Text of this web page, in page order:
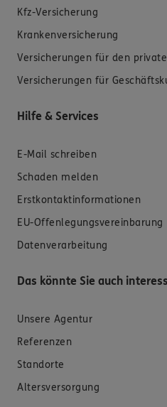
Kfz-Versicherung
Krankenversicherung
Versicherungen für den
Versicherungen für
Hilfe & Services
E-Mail schreiben
Schaden melden
Erstkontaktinformationen
EU-Offenlegungsvereinbarung
Datenverarbeitung
Das könnte Sie auch
Unsere Agentur
Referenzen
Standorte
Altersversorgung